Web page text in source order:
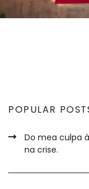
POPULAR
Do mea culpa
na crise.